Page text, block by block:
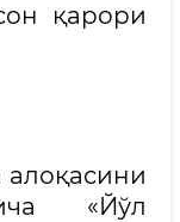
қарори
алоқасини
«Йўл